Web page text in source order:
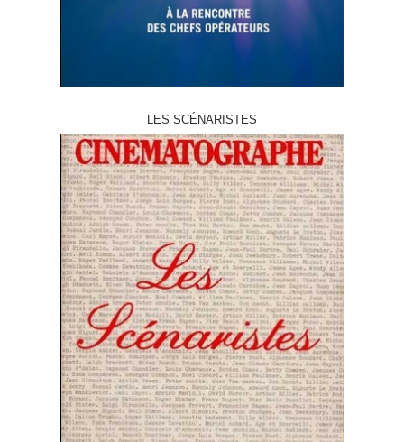
LES SCÉNARISTES